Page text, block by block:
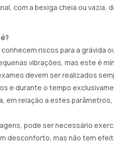
com a bexiga cheia ou vazia,
riscos para a grávida
vibrações, mas este é
devem ser realizados
e durante o tempo
em relação a estes
pode ser necessário
desconforto, mas não tem